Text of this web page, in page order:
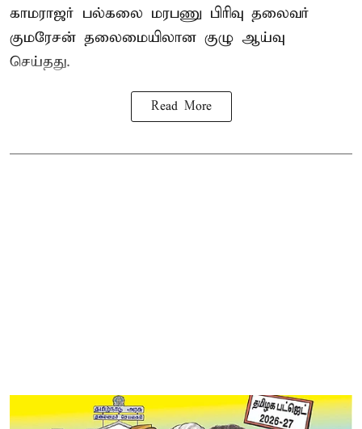
காமராஜர் பல்கலை மரபணு பிரிவு தலைவர்
குமரேசன் தலைமையிலான குழு ஆய்வு
செய்தது.
Read More